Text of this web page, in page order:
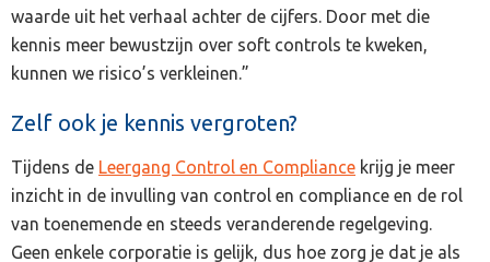
waarde uit het verhaal achter de cijfers. Door met die
kennis meer bewustzijn over soft controls te kweken,
kunnen we risico’s verkleinen.”
Zelf ook je kennis vergroten?
Tijdens de Leergang Control en Compliance krijg je meer
inzicht in de invulling van control en compliance en de rol
van toenemende en steeds veranderende regelgeving.
Geen enkele corporatie is gelijk, dus hoe zorg je dat je als